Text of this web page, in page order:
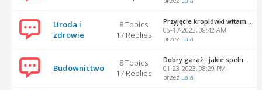
Uroda i
zdrowie
8 Topics
17 Replies
Przyjęcie kroplówki witam...
06-17-2023, 08:42 AM
przez Lala
Budownictwo
8 Topics
17 Replies
Dobry garaż - jakie spełn...
01-23-2023, 08:29 PM
przez Lala